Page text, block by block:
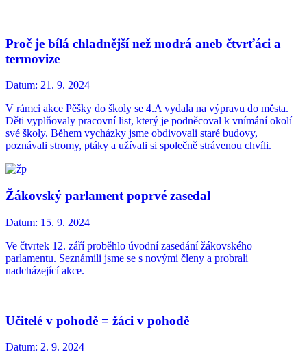
Proč je bílá chladnější než modrá aneb čtvrťáci a
termovize
Datum: 21. 9. 2024
V rámci akce Pěšky do školy se 4.A vydala na výpravu do města.
Děti vyplňovaly pracovní list, který je podněcoval k vnímání okolí
své školy. Během vycházky jsme obdivovali staré budovy,
poznávali stromy, ptáky a užívali si společně strávenou chvíli.
Žákovský parlament poprvé zasedal
Datum: 15. 9. 2024
Ve čtvrtek 12. září proběhlo úvodní zasedání žákovského
parlamentu. Seznámili jsme se s novými členy a probrali
nadcházející akce.
Učitelé v pohodě = žáci v pohodě
Datum: 2. 9. 2024